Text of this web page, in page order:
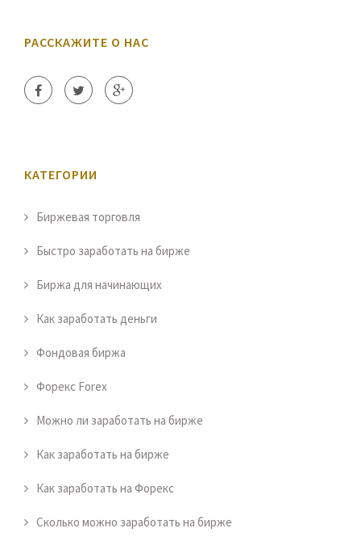
РАССКАЖИТЕ О НАС
КАТЕГОРИИ
Биржевая торговля
Быстро заработать на бирже
Биржа для начинающих
Как заработать деньги
Фондовая биржа
Форекс Forex
Можно ли заработать на бирже
Как заработать на бирже
Как заработать на Форекс
Сколько можно заработать на бирже